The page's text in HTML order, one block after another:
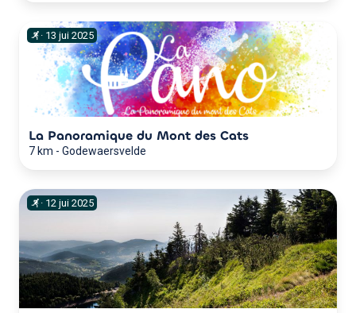
· 13 jui 2025
La Panoramique du Mont des Cats
7 km - Godewaersvelde
· 12 jui 2025